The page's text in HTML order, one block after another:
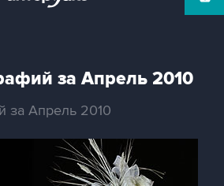
за Апрель 2010
за Апрель 2010